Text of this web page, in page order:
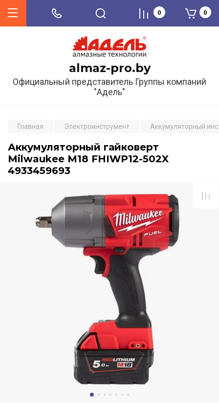
almaz-pro.by
Официальный представитель Группы компаний
"Адель"
0 0
Главная Электроинструмент Аккумуляторный
Аккумуляторный гайковерт
Milwaukee M18 FHIWP12-502X
4933459693